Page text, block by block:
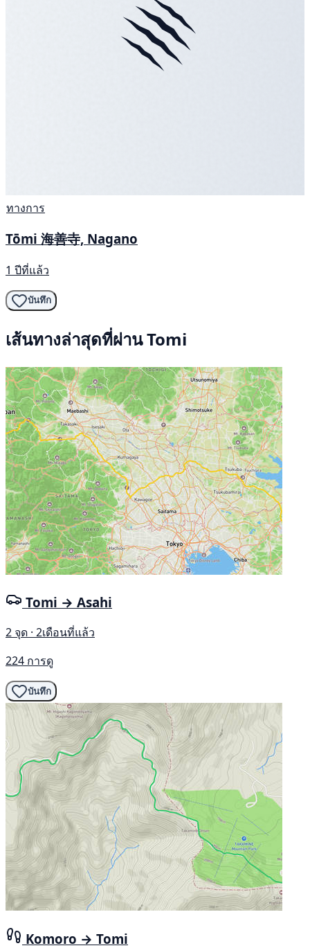
ทางการ
Tōmi 海善寺, Nagano
1 ปีที่แล้ว
บันทึก
เส้นทางล่าสุดที่ผ่าน Tomi
Tomi → Asahi
2 จุด · 2เดือนที่แล้ว
224 การดู
บันทึก
Komoro → Tomi